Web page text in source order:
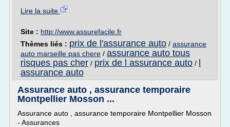
Lire la suite
Site : http://www.assurefacile.fr
Thèmes liés : prix de l'assurance auto / assurance
auto marseille pas chere / assurance auto tous
risques pas cher / prix de l assurance auto /
assurance auto
Assurance auto , assurance temporaire
Montpellier Mosson ...
Assurance auto , assurance temporaire Montpellier Mosson
- Assurances